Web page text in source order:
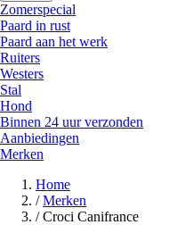
Zomerspecial
Paard in rust
Paard aan het werk
Ruiters
Westers
Stal
Hond
Binnen 24 uur verzonden
Aanbiedingen
Merken
Home
/ Merken
/ Croci Canifrance